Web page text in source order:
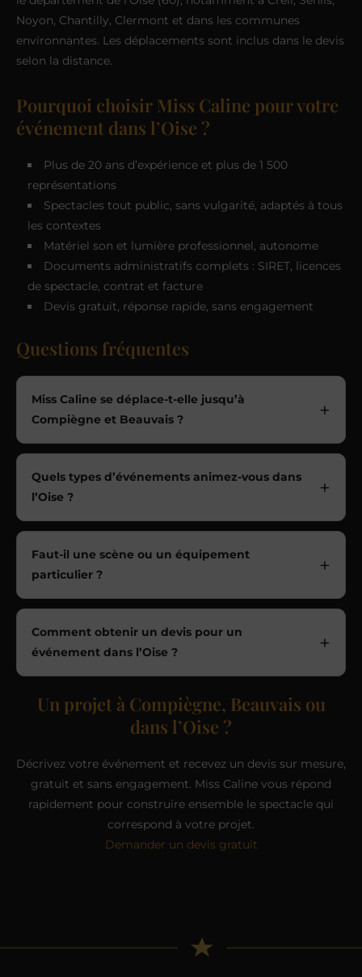
Noyon, Chantilly, Clermont et dans les communes
environnantes. Les déplacements sont inclus dans le devis
selon la distance.
Pourquoi choisir Miss Caline pour votre
événement dans l’Oise ?
Plus de 20 ans d’expérience et plus de 1 500
représentations
Spectacles tout public, sans vulgarité, adaptés à tous
les contextes
Matériel son et lumière professionnel, autonome
Documents administratifs complets : SIRET, licences
de spectacle, contrat et facture
Devis gratuit, réponse rapide, sans engagement
Questions fréquentes
Miss Caline se déplace-t-elle jusqu’à
Compiègne et Beauvais ?
Quels types d’événements animez-vous dans
l’Oise ?
Faut-il une scène ou un équipement
particulier ?
Comment obtenir un devis pour un
événement dans l’Oise ?
Un projet à Compiègne, Beauvais ou
dans l’Oise ?
Décrivez votre événement et recevez un devis sur mesure,
gratuit et sans engagement. Miss Caline vous répond
rapidement pour construire ensemble le spectacle qui
correspond à votre projet.
Demander un devis gratuit